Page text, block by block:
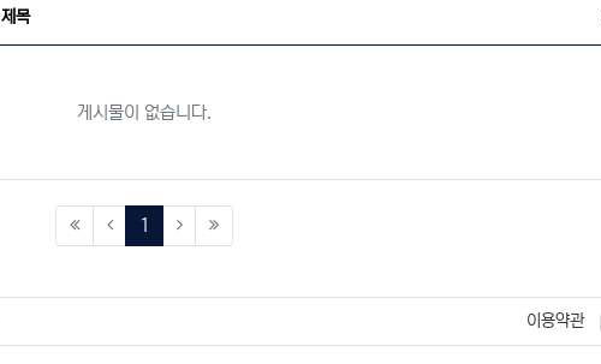
제목
게시물이 없습니다.
1 (current)
이용약관